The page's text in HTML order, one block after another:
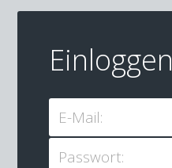
Einloggen
E-Mail:
Passwort: